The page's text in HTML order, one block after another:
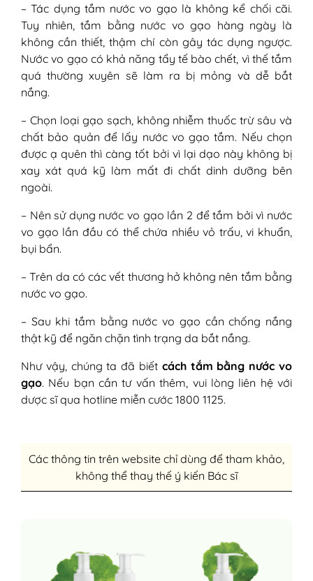
– Tác dụng tắm nước vo gạo là không kể chối cãi.
Tuy nhiên, tắm bằng nước vo gạo hàng ngày là
không cần thiết, thậm chí còn gây tác dụng ngược.
Nước vo gạo có khả năng tẩy tế bào chết, vì thế tắm
quá thường xuyên sẽ làm ra bị mỏng và dễ bắt
nắng.
– Chọn loại gạo sạch, không nhiễm thuốc trừ sâu và
chất bảo quản để lấy nước vo gạo tắm. Nếu chọn
được ạ quên thì càng tốt bởi vì lại dạo này không bị
xay xát quá kỹ làm mất đi chất dinh dưỡng bên
ngoài.
– Nên sử dụng nước vo gạo lần 2 để tắm bởi vì nước
vo gạo lần đầu có thể chứa nhiều vỏ trấu, vi khuẩn,
bụi bẩn.
– Trên da có các vết thương hở không nên tắm bằng
nước vo gạo.
– Sau khi tắm bằng nước vo gạo cần chống nắng
thật kỹ để ngăn chặn tình trạng da bắt nắng.
Như vậy, chúng ta đã biết cách tắm bằng nước vo
gạo. Nếu bạn cần tư vấn thêm, vui lòng liên hệ với
dược sĩ qua hotline miễn cước 1800 1125.
Các thông tin trên website chỉ dùng để tham khảo,
không thể thay thế ý kiến Bác sĩ